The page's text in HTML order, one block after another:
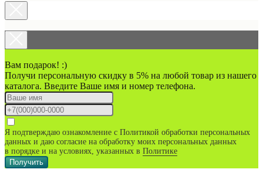
Вам подарок! :)
Получи персональную скидку в 5% на любой товар из нашего
каталога. Введите Ваше имя и номер телефона.
Я подтверждаю ознакомление с Политикой обработки персональных
данных и даю согласие на обработку моих персональных данных
в порядке и на условиях, указанных в Политике
Получить